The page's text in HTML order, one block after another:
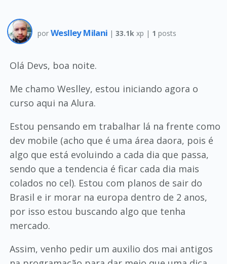
por Weslley Milani | 33.1k xp | 1 posts
Olá Devs, boa noite.
Me chamo Weslley, estou iniciando agora o
curso aqui na Alura.
Estou pensando em trabalhar lá na frente como
dev mobile (acho que é uma área daora, pois é
algo que está evoluindo a cada dia que passa,
sendo que a tendencia é ficar cada dia mais
colados no cel). Estou com planos de sair do
Brasil e ir morar na europa dentro de 2 anos,
por isso estou buscando algo que tenha
mercado.
Assim, venho pedir um auxilio dos mai antigos